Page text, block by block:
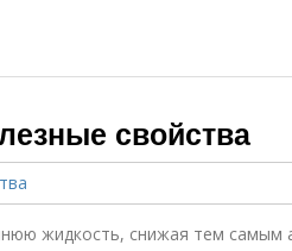
свойства
жидкость, снижая тем самым